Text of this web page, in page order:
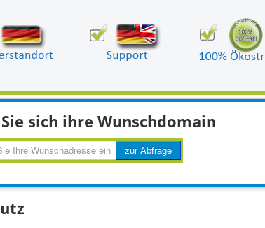
sich ihre Wunschdomain
zur Abfrage